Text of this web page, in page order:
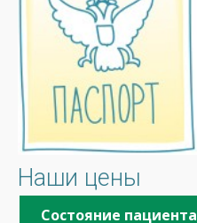
Наши цены
Состояние пациента